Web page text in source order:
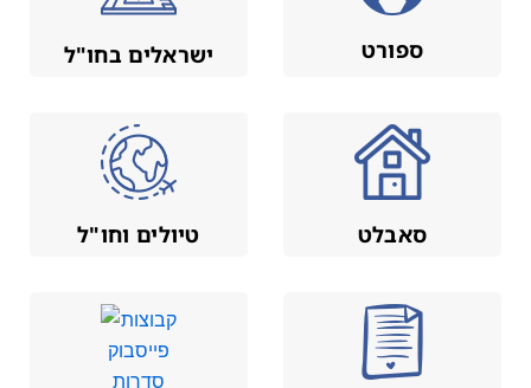
ישראלים בחו"ל ספורט
טיולים וחו"ל סאבלט